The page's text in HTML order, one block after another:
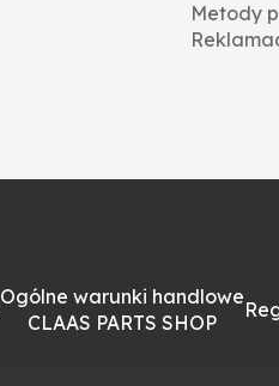
Metody
Ogólne warunki handlowe
CLAAS PARTS SHOP